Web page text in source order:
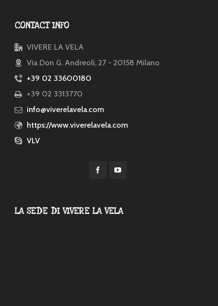
CONTACT INFO
VIVERE LA VELA
Via Don G. Andreoli, 27 - 20158 Milano
+39 02 33600180
+39 02 3313770
info@viverelavela.com
https://www.viverelavela.com
VLV
LA SEDE DI VIVERE LA VELA